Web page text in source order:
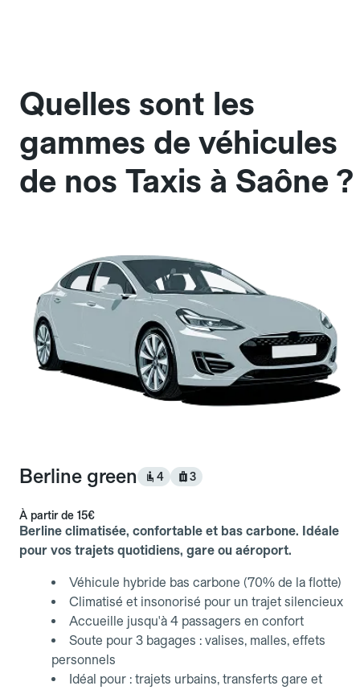
Quelles sont les
gammes de véhicules
de nos Taxis à Saône ?
Berline green 4 3
À partir de 15€
Berline climatisée, confortable et bas carbone. Idéale
pour vos trajets quotidiens, gare ou aéroport.
Véhicule hybride bas carbone (70% de la flotte)
Climatisé et insonorisé pour un trajet silencieux
Accueille jusqu'à 4 passagers en confort
Soute pour 3 bagages : valises, malles, effets
personnels
Idéal pour : trajets urbains, transferts gare et